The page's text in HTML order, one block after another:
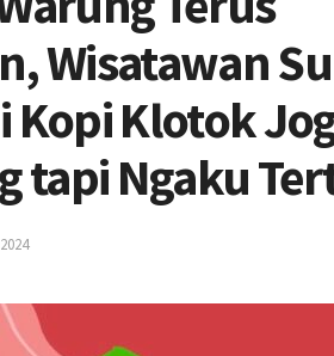
Wisatawan
Kopi Klotok
tapi Ngaku